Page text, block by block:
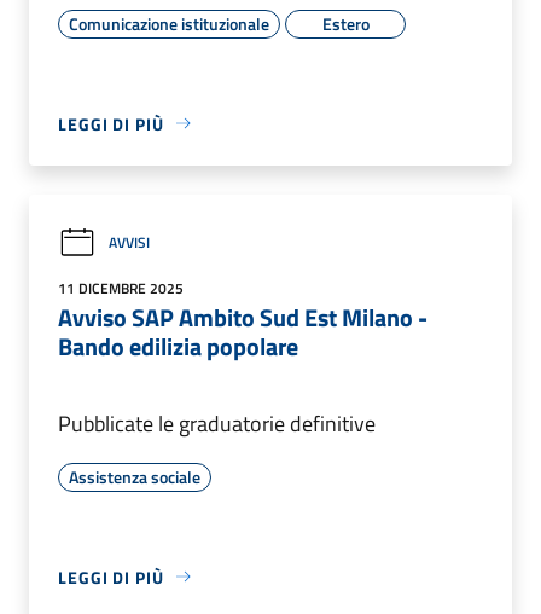
Comunicazione istituzionale Estero
LEGGI DI PIÙ
AVVISI
11 DICEMBRE 2025
Avviso SAP Ambito Sud Est Milano -
Bando edilizia popolare
Pubblicate le graduatorie definitive
Assistenza sociale
LEGGI DI PIÙ